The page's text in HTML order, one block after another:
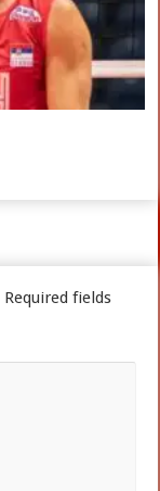
Required fields